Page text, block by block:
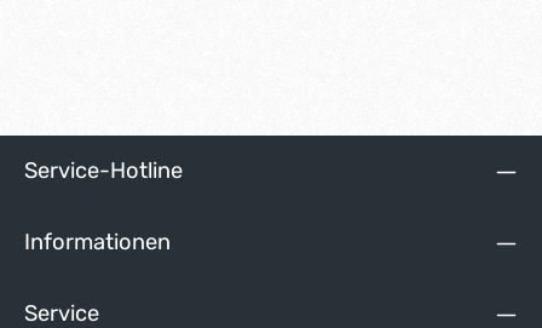
Service-Hotline
Informationen
Service